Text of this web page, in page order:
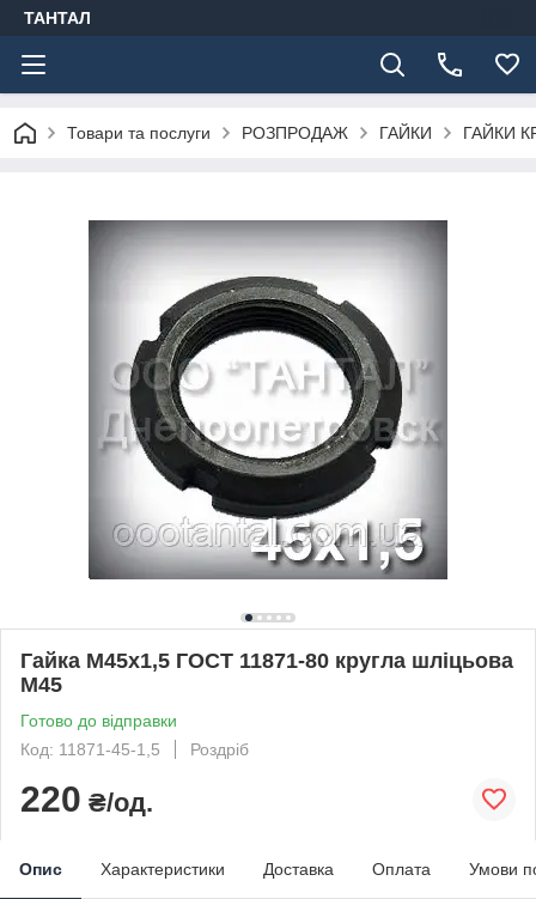
ТАНТАЛ
Товари та послуги РОЗПРОДАЖ ГАЙКИ ГАЙКИ
Гайка М45х1,5 ГОСТ 11871-80 кругла шліцьова
М45
Готово до відправки
Код: 11871-45-1,5
Роздріб
220 ₴/од.
Опис Характеристики Доставка Оплата Умови